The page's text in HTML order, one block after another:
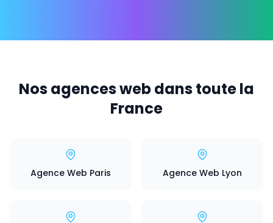
Nos agences web dans toute la
France
Agence Web Paris Agence Web Lyon